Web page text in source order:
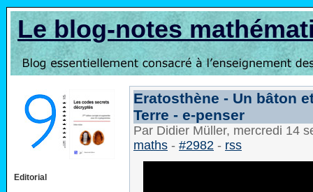
Le blog-notes
Editorial
Eratosthène - Un bâton
Terre - e-penser
Par Didier Müller, mercredi 14
maths - #2982 - rss